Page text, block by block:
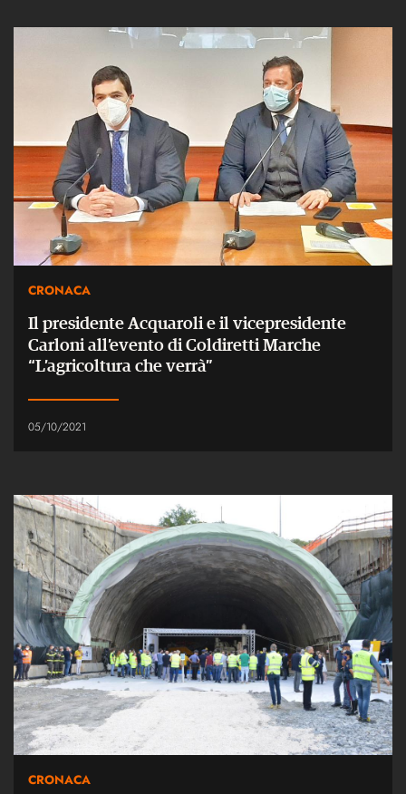
CRONACA
Il presidente Acquaroli e il vicepresidente
Carloni all’evento di Coldiretti Marche
“L’agricoltura che verrà”
05/10/2021
CRONACA